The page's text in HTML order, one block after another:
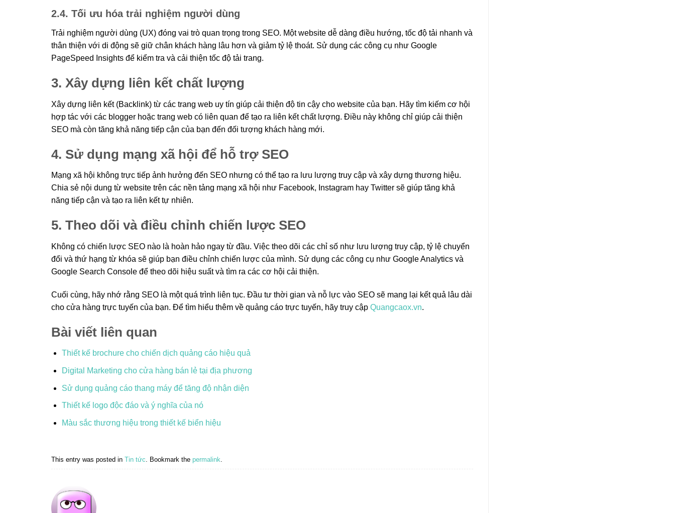
2.4. Tối ưu hóa trải nghiệm người dùng
Trải nghiệm người dùng (UX) đóng vai trò quan trọng trong SEO. Một website dễ dàng điều hướng, tốc độ tải nhanh và
thân thiện với di động sẽ giữ chân khách hàng lâu hơn và giảm tỷ lệ thoát. Sử dụng các công cụ như Google
PageSpeed Insights để kiểm tra và cải thiện tốc độ tải trang.
3. Xây dựng liên kết chất lượng
Xây dựng liên kết (Backlink) từ các trang web uy tín giúp cải thiện độ tin cậy cho website của bạn. Hãy tìm kiếm cơ hội
hợp tác với các blogger hoặc trang web có liên quan để tạo ra liên kết chất lượng. Điều này không chỉ giúp cải thiện
SEO mà còn tăng khả năng tiếp cận của bạn đến đối tượng khách hàng mới.
4. Sử dụng mạng xã hội để hỗ trợ SEO
Mạng xã hội không trực tiếp ảnh hưởng đến SEO nhưng có thể tạo ra lưu lượng truy cập và xây dựng thương hiệu.
Chia sẻ nội dung từ website trên các nền tảng mạng xã hội như Facebook, Instagram hay Twitter sẽ giúp tăng khả
năng tiếp cận và tạo ra liên kết tự nhiên.
5. Theo dõi và điều chỉnh chiến lược SEO
Không có chiến lược SEO nào là hoàn hảo ngay từ đầu. Việc theo dõi các chỉ số như lưu lượng truy cập, tỷ lệ chuyển
đổi và thứ hạng từ khóa sẽ giúp bạn điều chỉnh chiến lược của mình. Sử dụng các công cụ như Google Analytics và
Google Search Console để theo dõi hiệu suất và tìm ra các cơ hội cải thiện.
Cuối cùng, hãy nhớ rằng SEO là một quá trình liên tục. Đầu tư thời gian và nỗ lực vào SEO sẽ mang lại kết quả lâu dài
cho cửa hàng trực tuyến của bạn. Để tìm hiểu thêm về quảng cáo trực tuyến, hãy truy cập Quangcaox.vn.
Bài viết liên quan
Thiết kế brochure cho chiến dịch quảng cáo hiệu quả
Digital Marketing cho cửa hàng bán lẻ tại địa phương
Sử dụng quảng cáo thang máy để tăng độ nhận diện
Thiết kế logo độc đáo và ý nghĩa của nó
Màu sắc thương hiệu trong thiết kế biển hiệu
This entry was posted in Tin tức . Bookmark the permalink